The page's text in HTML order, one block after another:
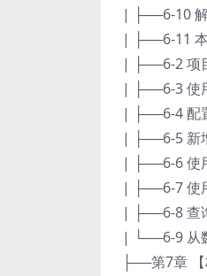
| ├──6-10
| ├──6-11
| ├──6-2 项
| ├──6-3 使
| ├──6-4 配
| ├──6-5 新
| ├──6-6 使
| ├──6-7 使
| ├──6-8 查
| └──6-9 从
├──第7章